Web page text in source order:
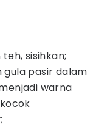
sisihkan;
gula pasir dalam
warna
;